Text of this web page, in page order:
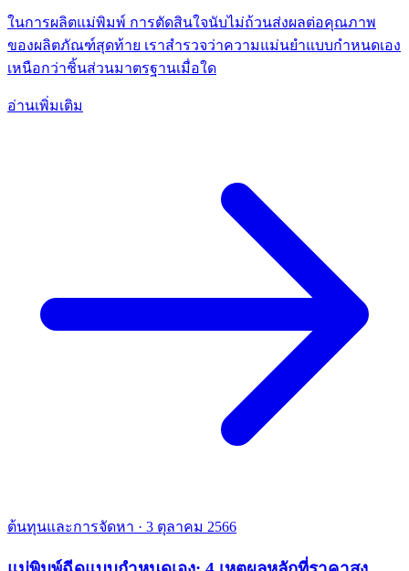
ในการผลิตแม่พิมพ์ การตัดสินใจนับไม่ถ้วนส่งผลต่อคุณภาพ
ของผลิตภัณฑ์สุดท้าย เราสำรวจว่าความแม่นยำแบบกำหนดเอง
เหนือกว่าชิ้นส่วนมาตรฐานเมื่อใด
อ่านเพิ่มเติม
ต้นทุนและการจัดหา · 3 ตุลาคม 2566